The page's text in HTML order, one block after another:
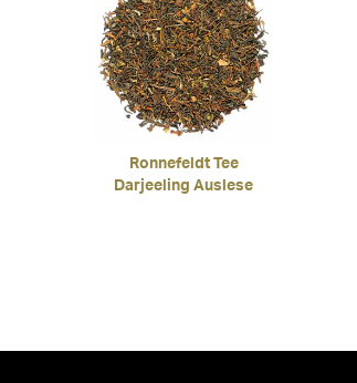
Ronnefeldt Tee
Darjeeling Auslese